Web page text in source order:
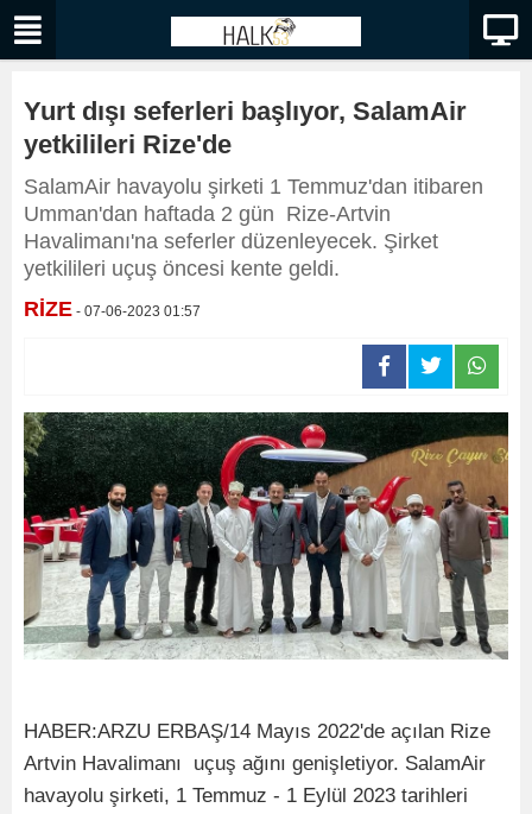
Yurt dışı seferleri başlıyor, SalamAir
yetkilileri Rize'de
SalamAir havayolu şirketi 1 Temmuz'dan itibaren
Umman'dan haftada 2 gün Rize-Artvin
Havalimanı'na seferler düzenleyecek. Şirket
yetkilileri uçuş öncesi kente geldi.
RİZE - 07-06-2023 01:57
HABER:ARZU ERBAŞ/14 Mayıs 2022'de açılan Rize
Artvin Havalimanı uçuş ağını genişletiyor. SalamAir
havayolu şirketi, 1 Temmuz - 1 Eylül 2023 tarihleri